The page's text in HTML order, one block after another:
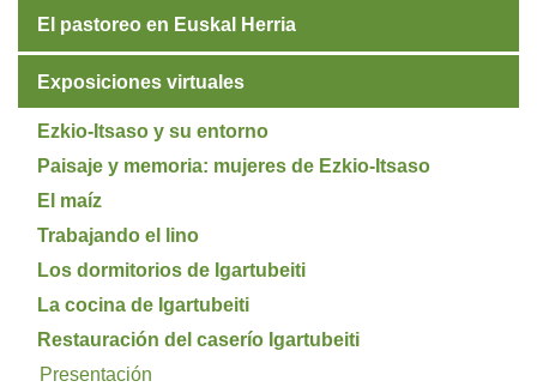
El pastoreo en Euskal Herria
Exposiciones virtuales
Ezkio-Itsaso y su entorno
Paisaje y memoria: mujeres de Ezkio-Itsaso
El maíz
Trabajando el lino
Los dormitorios de Igartubeiti
La cocina de Igartubeiti
Restauración del caserío Igartubeiti
Presentación